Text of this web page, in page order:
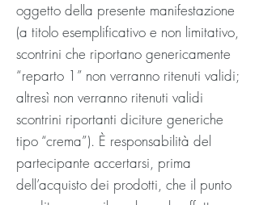
oggetto della presente manifestazione
(a titolo esemplificativo e non limitativo,
scontrini che riportano genericamente
“reparto 1” non verranno ritenuti validi;
altresì non verranno ritenuti validi
scontrini riportanti diciture generiche
tipo “crema”). È responsabilità del
partecipante accertarsi, prima
dell’acquisto dei prodotti, che il punto